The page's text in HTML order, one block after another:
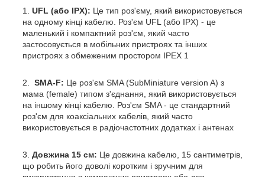
UFL (або IPX): Це тип роз'єму, який використовується
на одному кінці кабелю. Роз'єм UFL (або IPX) - це
маленький і компактний роз'єм, який часто
застосовується в мобільних пристроях та інших
пристроях з обмеженим простором IPEX 1
SMA-F: Це роз'єм SMA (SubMiniature version A) з
мама (female) типом з'єднання, який використовується
на іншому кінці кабелю. Роз'єм SMA - це стандартний
роз'єм для коаксіальних кабелів, який часто
використовується в радіочастотних додатках і антенах
Довжина 15 см: Це довжина кабелю, 15 сантиметрів,
що робить його доволі коротким і зручним для